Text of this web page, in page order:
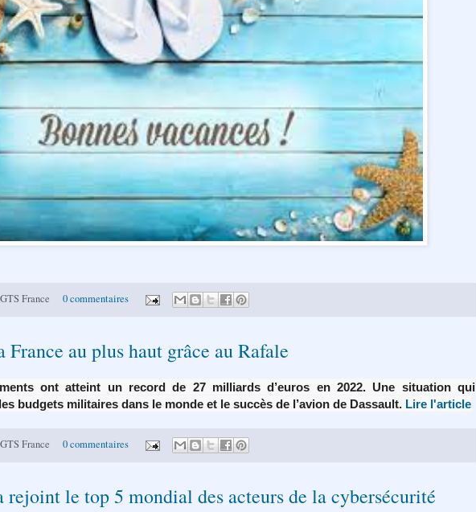
France 0 commentaires
France au plus haut grâce au Rafale
ont atteint un record de 27 milliards d’euros en 2022. Une situation qui
budgets militaires dans le monde et le succès de l’avion de Dassault. Lire l'article
France 0 commentaires
rejoint le top 5 mondial des acteurs de la cybersécurité